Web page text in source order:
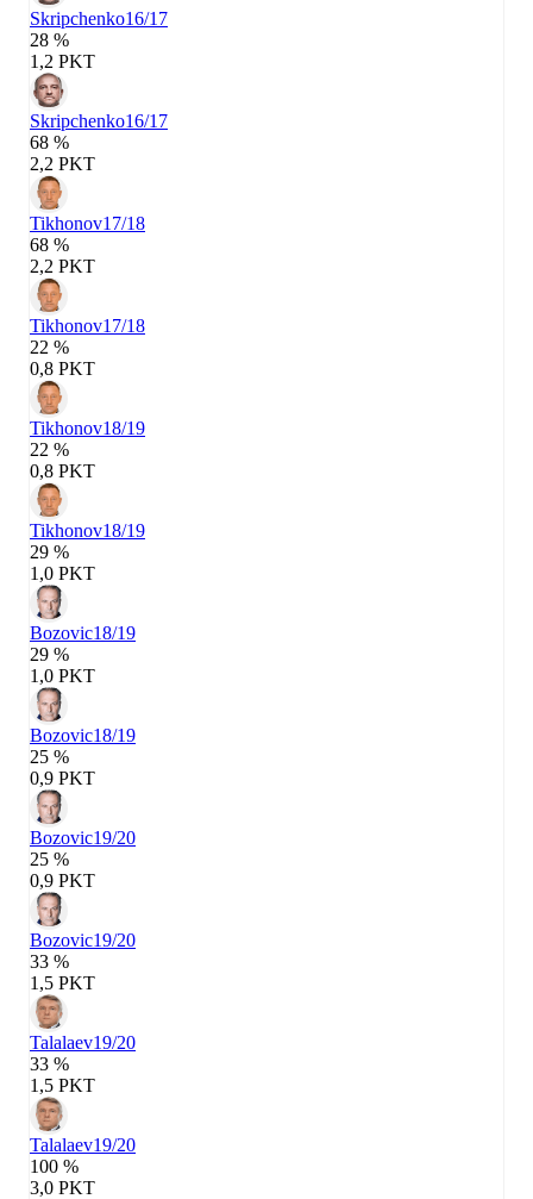
Skripchenko16/17
28 %
1,2 PKT
Skripchenko16/17
68 %
2,2 PKT
Tikhonov17/18
68 %
2,2 PKT
Tikhonov17/18
22 %
0,8 PKT
Tikhonov18/19
22 %
0,8 PKT
Tikhonov18/19
29 %
1,0 PKT
Bozovic18/19
29 %
1,0 PKT
Bozovic18/19
25 %
0,9 PKT
Bozovic19/20
25 %
0,9 PKT
Bozovic19/20
33 %
1,5 PKT
Talalaev19/20
33 %
1,5 PKT
Talalaev19/20
100 %
3,0 PKT